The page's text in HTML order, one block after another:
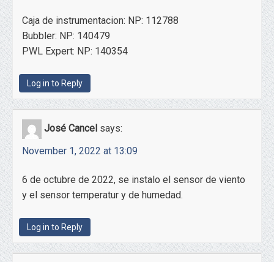
Caja de instrumentacion: NP: 112788
Bubbler: NP: 140479
PWL Expert: NP: 140354
Log in to Reply
José Cancel says:
November 1, 2022 at 13:09
6 de octubre de 2022, se instalo el sensor de viento
y el sensor temperatur y de humedad.
Log in to Reply